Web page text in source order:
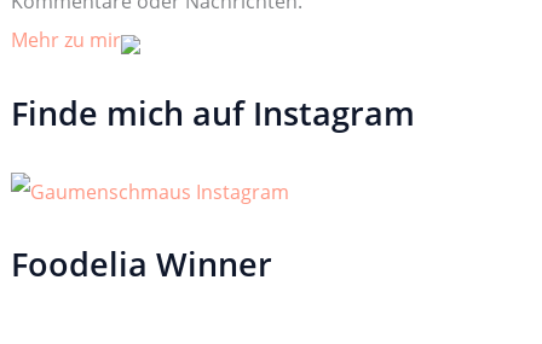
Mehr zu mir
Finde mich auf Instagram
Foodelia Winner